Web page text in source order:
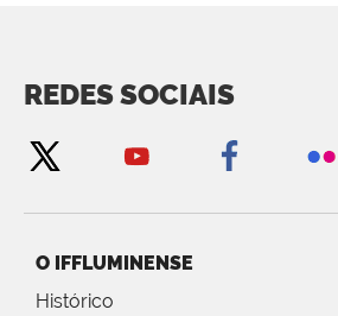
REDES SOCIAIS
O IFFLUMINENSE
Histórico